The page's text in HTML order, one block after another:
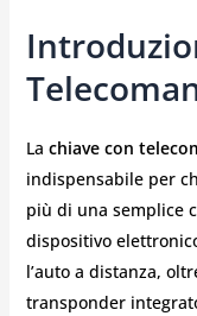
La chiave con
indispensabile per
più di una semplice
dispositivo
l’auto a distanza,
transponder